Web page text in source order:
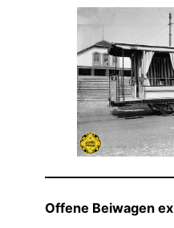
Offene Beiwagen